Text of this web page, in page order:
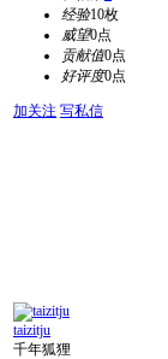
经验10枚
威望0点
贡献值0点
好评度0点
加关注 写私信
taizitju
千年狐狸